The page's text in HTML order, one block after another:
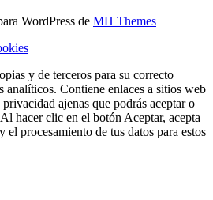
WordPress de MH Themes
y de terceros para su correcto
analíticos. Contiene enlaces a sitios web
ajenas que podrás aceptar o
hacer clic en el botón Aceptar, acepta
el procesamiento de tus datos para estos